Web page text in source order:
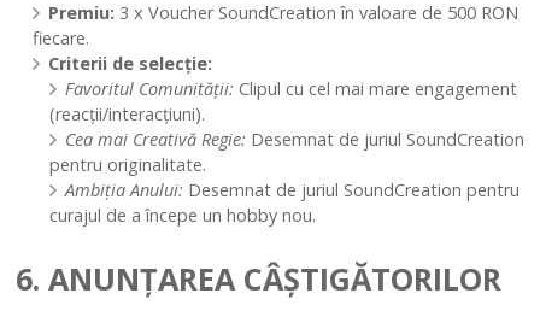
Premiu: 3 x Voucher SoundCreation în valoare de 500 RON
fiecare.
Criterii de selecție:
Favoritul Comunității: Clipul cu cel mai mare engagement
(reacții/interacțiuni).
Cea mai Creativă Regie: Desemnat de juriul SoundCreation
pentru originalitate.
Ambiția Anului: Desemnat de juriul SoundCreation pentru
curajul de a începe un hobby nou.
6. ANUNȚAREA CÂȘTIGĂTORILOR